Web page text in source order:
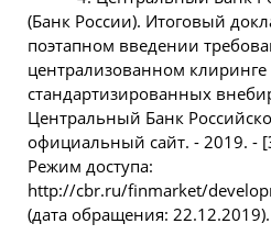
(Банк России). Итоговый
поэтапном введении
централизованном
стандартизированных
Центральный Банк
официальный сайт. - 2019. -
Режим доступа:
http://cbr.ru/finmarket/
(дата обращения: 22.12.2019).